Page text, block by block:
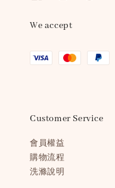
We accept
Customer Service
會員權益
購物流程
洗滌說明